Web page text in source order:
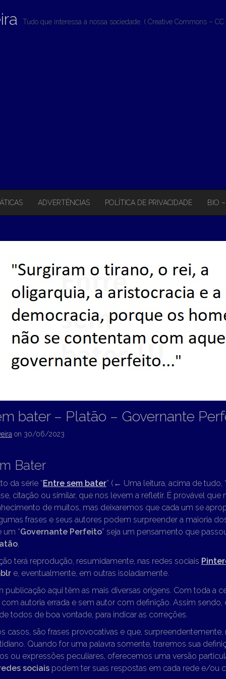
Tudo que interessa à nossa sociedade. ( Creative Commons – CC
ADVERTÊNCIAS POLÍTICA DE PRIVACIDADE BIO
bater – Platão – Governante
on 30/06/2023
Bater
da série “Entre sem bater” ( ← Uma leitura, acima de tudo,
citação ou similar, que nos levem a refletir. É provável que
de muitos, mas deixaremos que cada um se
frases e seus autores podem surpreender a maioria
um “Governante Perfeito” seja um pensamento que
.
terá reprodução, resumidamente, nas redes sociais
e, eventualmente, em outras isoladamente.
publicação aqui têm as mais diversas origens. Com toda a
com autoria errada e sem autor com definição. Assim
todos de boa vontade, para indicar as correções.
casos, são frases provocativas e que,
Quando for uma palavra somente, traremos sua
ou expressões peculiares, oferecemos uma versão
sociaispodem ter suas respostas em cada rede e/ou